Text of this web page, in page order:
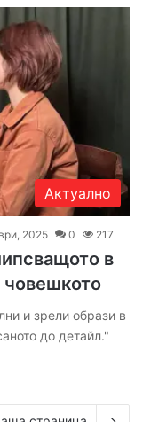
Актуално
2025 0 217
в
човешкото
и зрели образи в
до детайл."